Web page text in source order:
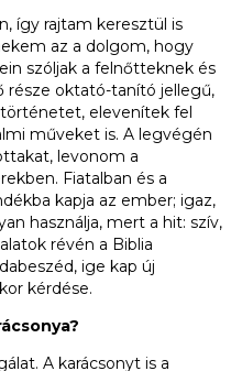
így rajtam keresztül is
az a dolgom, hogy
szóljak a felnőtteknek és
része oktató-tanító jellegű,
elevenítek fel
műveket is. A legvégén
levonom a
Fiatalban és a
kapja az ember; igaz,
használja, mert a hit: szív,
révén a Biblia
ige kap új
kérdése.
A karácsonyt is a